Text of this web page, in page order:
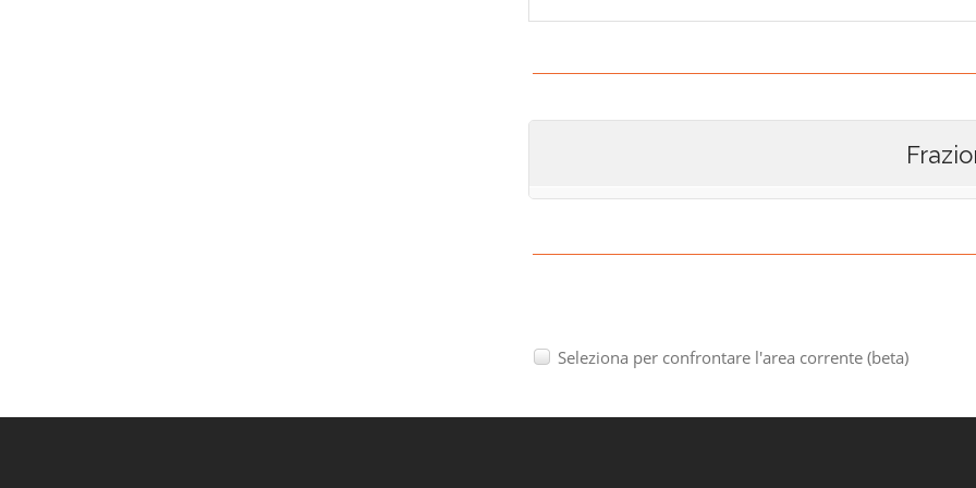
Seleziona per confrontare l'area corrente (beta)